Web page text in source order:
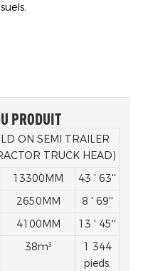
PRODUIT
ON SEMI TRAILER
TRUCK HEAD)
13300MM
43 ' 63''
2650MM
8 ' 69''
4100MM
13 ' 45''
38m³
1 344
pieds.